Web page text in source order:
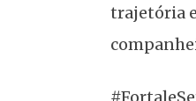
trajetória